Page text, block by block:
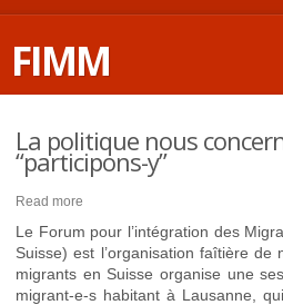
FIMM
La politique nous
“participons-y”
Read more
Le Forum pour l’intégration des
Suisse) est l’organisation faîtière de
migrants en Suisse organise une
migrant-e-s habitant à Lausanne,